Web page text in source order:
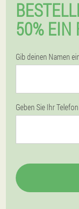
50% EIN
Gib deinen Namen
Geben Sie Ihr